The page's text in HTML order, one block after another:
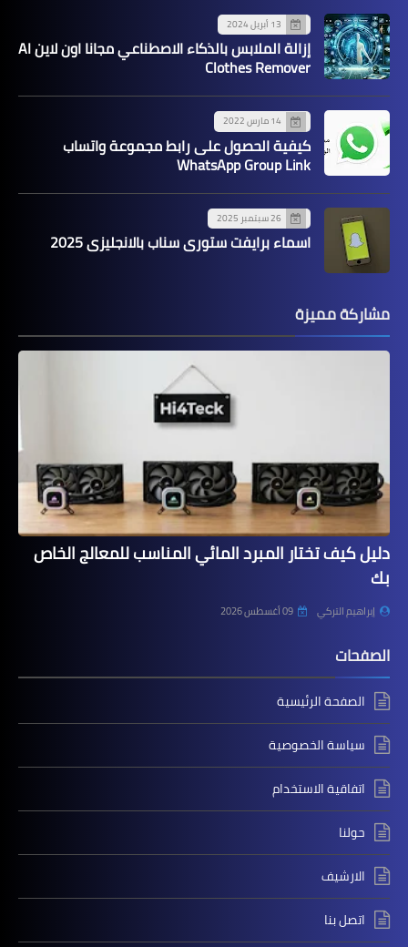
13 أبريل 2024
إزالة الملابس بالذكاء الاصطناعي مجانا اون لاين AI
Clothes Remover
14 مارس 2022
كيفية الحصول على رابط مجموعة واتساب
WhatsApp Group Link
26 سبتمبر 2025
اسماء برايفت ستوري سناب بالانجليزي 2025
مشاركة مميزة
دليل كيف تختار المبرد المائي المناسب للمعالج الخاص
بك
إبراهيم التركي 09 أغسطس 2026
الصفحات
الصفحة الرئيسية
سياسة الخصوصية
اتفاقية الاستخدام
حولنا
الارشيف
اتصل بنا